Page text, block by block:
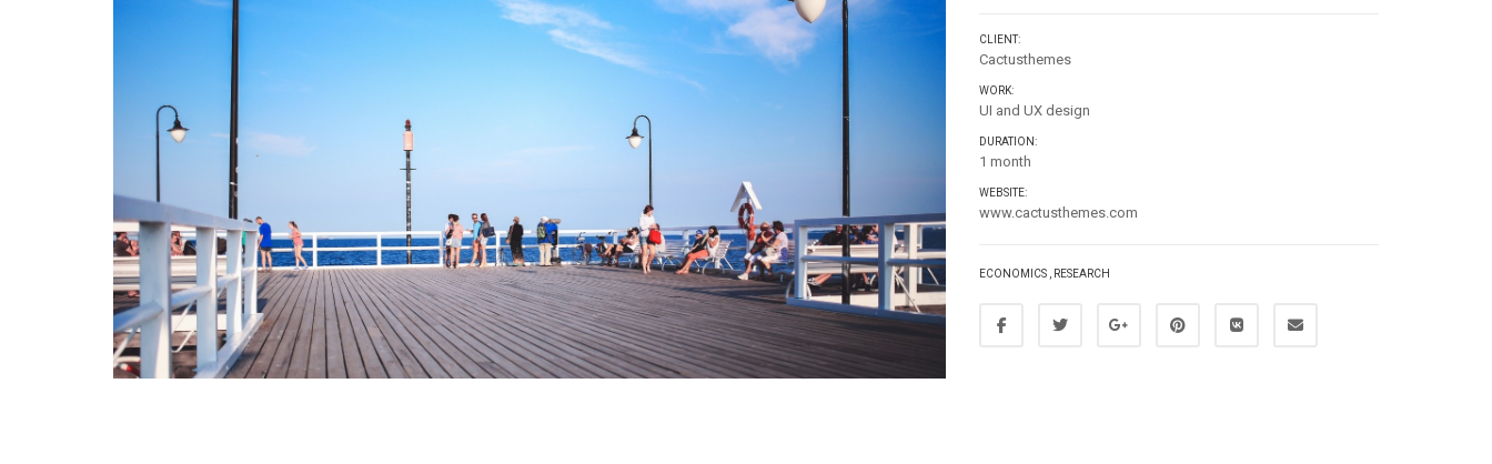
CLIENT:
Cactusthemes
WORK:
UI and UX design
DURATION:
1 month
WEBSITE:
www.cactusthemes.com
ECONOMICS RESEARCH